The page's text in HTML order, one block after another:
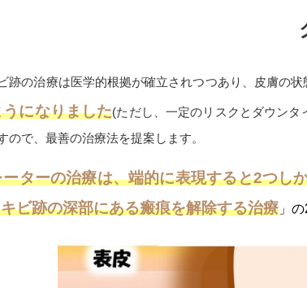
跡の治療は医学的根拠が確立されつつあり、皮膚の
うになりました(ただし、一定のリスクとダウン
ので、最善の治療法を提案します。
ーターの治療は、端的に表現すると2つし
ビ跡の深部にある瘢痕を解除する治療 」